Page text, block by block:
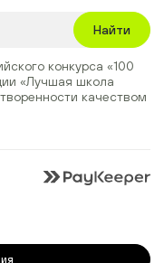
Найти
конкурса «100
«Лучшая школа
качеством